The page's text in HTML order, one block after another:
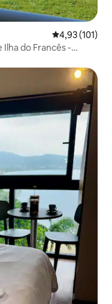
4,93 (101)
do Francês -